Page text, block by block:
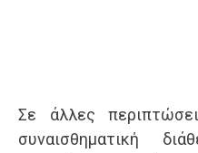
Σε άλλες
συναισθηματική